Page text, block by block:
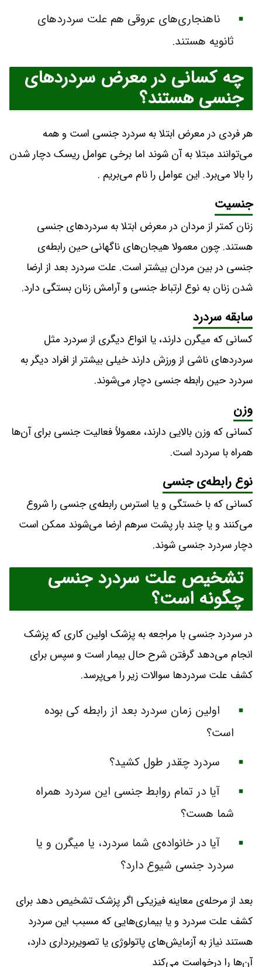
ناهنجاری‌های عروقی هم علت سردردهای
ثانویه هستند.
چه کسانی در معرض سردردهای
جنسی هستند؟
هر فردی در معرض ابتلا به سردرد جنسی است و همه
می‌توانند مبتلا به آن شوند اما برخی عوامل ریسک دچار شدن
را بالا می‌برد. این عوامل را نام می‌بریم .
جنسیت
زنان کمتر از مردان در معرض ابتلا به سردردهای جنسی
هستند. چون معمولا هیجان‌های ناگهانی حین رابطه‌ی
جنسی در بین مردان بیشتر است. علت سردرد بعد از ارضا
شدن زنان به نوع ارتباط جنسی و آرامش زنان بستگی دارد.
سابقه سردرد
کسانی که میگرن دارند، یا انواع دیگری از سردرد مثل
سردردهای ناشی از ورزش دارند خیلی بیشتر از افراد دیگر به
سردرد حین رابطه جنسی دچار می‌شوند.
وزن
کسانی که وزن بالایی دارند، معمولاُ فعالیت جنسی برای آن‌ها
همراه با سردرد است.
نوع رابطه‌ی جنسی
کسانی که با خستگی و یا استرس رابطه‌ی جنسی را شروع
می‌کنند و یا چند بار پشت سرهم ارضا می‌شوند ممکن است
دچار سردرد جنسی شوند.
تشخیص علت سردرد جنسی
چگونه است؟
در سردرد جنسی با مراجعه به پزشک اولین کاری که پزشک
انجام می‌دهد گرفتن شرح حال بیمار است و سپس برای
کشف علت سردردها سوالات زیر را می‌پرسد.
اولین زمان سردرد بعد از رابطه کی بوده
است؟
سردرد چقدر طول کشید؟
آیا در تمام روابط جنسی این سردرد همراه
شما هست؟
آیا در خانواده‌ی شما سردرد، یا میگرن و یا
سردرد جنسی شیوع دارد؟
بعد از مرحله‌ی معاینه فیزیکی اگر پزشک تشخیص دهد برای
کشف علت سردرد و یا بیماری‌هایی که مسبب این سردرد
هستند نیاز به آزمایش‌های پاتولوژی یا تصویربرداری دارد،
آن‌ها را درخواست می‌کند